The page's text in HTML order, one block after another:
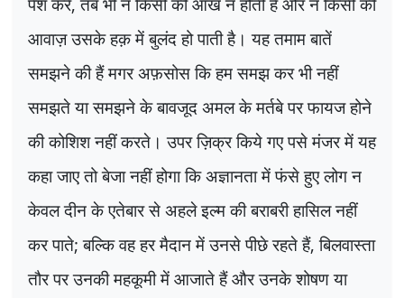
आवाज़ उसके हक़ में बुलंद हो पाती है। यह तमाम बातें
समझने की हैं मगर अफ़सोस कि हम समझ कर भी नहीं
समझते या समझने के बावजूद अमल के मर्तबे पर फायज होने
की कोशिश नहीं करते। उपर ज़िक्र किये गए पसे मंजर में यह
कहा जाए तो बेजा नहीं होगा कि अज्ञानता में फंसे हुए लोग न
केवल दीन के एतेबार से अहले इल्म की बराबरी हासिल नहीं
कर पाते;बल्कि वह हर मैदान में उनसे पीछे रहते हैं,बिलवास्ता
तौर पर उनकी महकूमी में आजाते हैं और उनके शोषण या